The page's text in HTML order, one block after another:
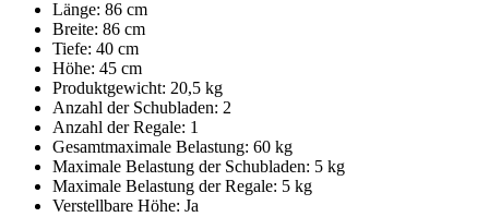
Länge: 86 cm
Breite: 86 cm
Tiefe: 40 cm
Höhe: 45 cm
Produktgewicht: 20,5 kg
Anzahl der Schubladen: 2
Anzahl der Regale: 1
Gesamtmaximale Belastung: 60 kg
Maximale Belastung der Schubladen: 5 kg
Maximale Belastung der Regale: 5 kg
Verstellbare Höhe: Ja